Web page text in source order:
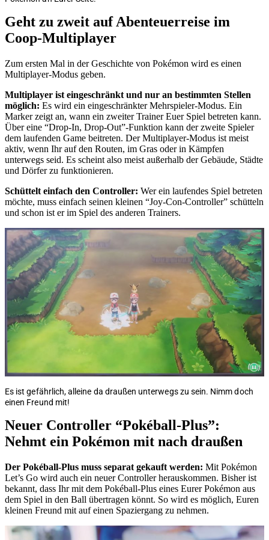
Geht zu zweit auf Abenteuerreise im
Coop-Multiplayer
Zum ersten Mal in der Geschichte von Pokémon wird es einen
Multiplayer-Modus geben.
Multiplayer ist eingeschränkt und nur an bestimmten Stellen
möglich: Es wird ein eingeschränkter Mehrspieler-Modus. Ein
Marker zeigt an, wann ein zweiter Trainer Euer Spiel betreten kann.
Über eine “Drop-In, Drop-Out”-Funktion kann der zweite Spieler
dem laufenden Game beitreten. Der Multiplayer-Modus ist meist
aktiv, wenn Ihr auf den Routen, im Gras oder in Kämpfen
unterwegs seid. Es scheint also meist außerhalb der Gebäude, Städte
und Dörfer zu funktionieren.
Schüttelt einfach den Controller: Wer ein laufendes Spiel betreten
möchte, muss einfach seinen kleinen “Joy-Con-Controller” schütteln
und schon ist er im Spiel des anderen Trainers.
Es ist gefährlich, alleine da draußen unterwegs zu sein. Nimm doch
einen Freund mit!
Neuer Controller “Pokéball-Plus”:
Nehmt ein Pokémon mit nach draußen
Der Pokéball-Plus muss separat gekauft werden: Mit Pokémon
Let’s Go wird auch ein neuer Controller herauskommen. Bisher ist
bekannt, dass Ihr mit dem Pokéball-Plus eines Eurer Pokémon aus
dem Spiel in den Ball übertragen könnt. So wird es möglich, Euren
kleinen Freund mit auf einen Spaziergang zu nehmen.